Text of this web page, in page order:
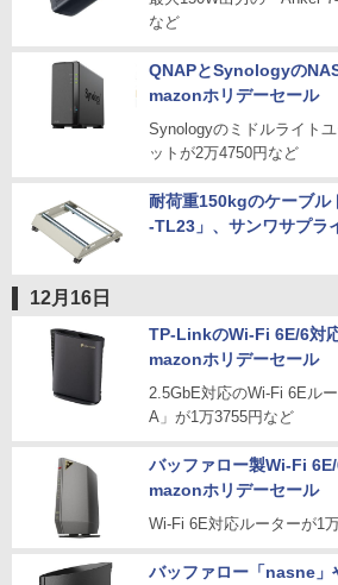
など
QNAPとSynologyの
mazonホリデーセール
Synologyのミドルライト
ットが2万4750円など
耐荷重150kgのケーブル
-TL23」、サンワサプラ
12月16日
TP-LinkのWi-Fi 6E/6対
mazonホリデーセール
2.5GbE対応のWi-Fi 6Eル
A」が1万3755円など
バッファロー製Wi-Fi
mazonホリデーセール
Wi-Fi 6E対応ルーターが1
バッファロー「nasne」